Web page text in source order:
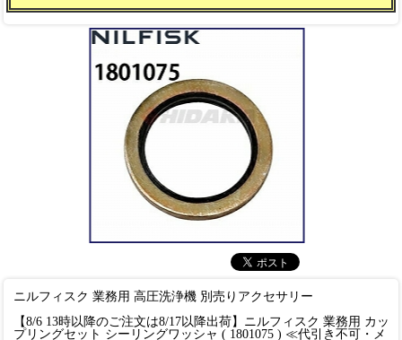
ニルフィスク 業務用 高圧洗浄機 別売りアクセサリー
【8/6 13時以降のご注文は8/17以降出荷】ニルフィスク 業務用 カッ
プリングセット シーリングワッシャ ( 1801075 ) ≪代引き不可・メ